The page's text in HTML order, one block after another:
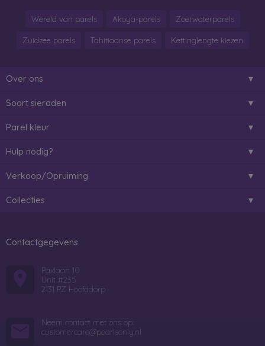
Wereld van parels Akoya-parels Zoetwaterparels
Zuidzee parels Tahitiaanse parels Kettinglengte kiezen
Over ons
Soort sieraden
Parel kleur
Hulp nodig?
Verkoop/Opruiming
Collecties
Contactgegevens
Paxlaan 10
Unit #235
2131 PZ Hoofddorp
Neem contact met ons op:
customercare@pearlsonly.nl